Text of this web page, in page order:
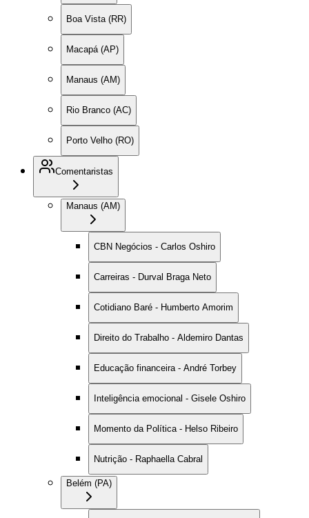
Boa Vista (RR)
Macapá (AP)
Manaus (AM)
Rio Branco (AC)
Porto Velho (RO)
Comentaristas
Manaus (AM)
CBN Negócios - Carlos Oshiro
Carreiras - Durval Braga Neto
Cotidiano Baré - Humberto Amorim
Direito do Trabalho - Aldemiro Dantas
Educação financeira - André Torbey
Inteligência emocional - Gisele Oshiro
Momento da Política - Helso Ribeiro
Nutrição - Raphaella Cabral
Belém (PA)